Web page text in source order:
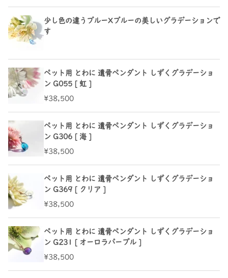
少し色の違うブルーXブルーの美しいグラデーションで
す
ペット用 とわに 遺骨ペンダント しずくグラデーショ
ン G055 [ 虹 ]
¥38,500
ペット用 とわに 遺骨ペンダント しずくグラデーショ
ン G306 [ 海 ]
¥38,500
ペット用 とわに 遺骨ペンダント しずくグラデーショ
ン G369 [ クリア ]
¥38,500
ペット用 とわに 遺骨ペンダント しずくグラデーショ
ン G231 [ オーロラパープル ]
¥38,500